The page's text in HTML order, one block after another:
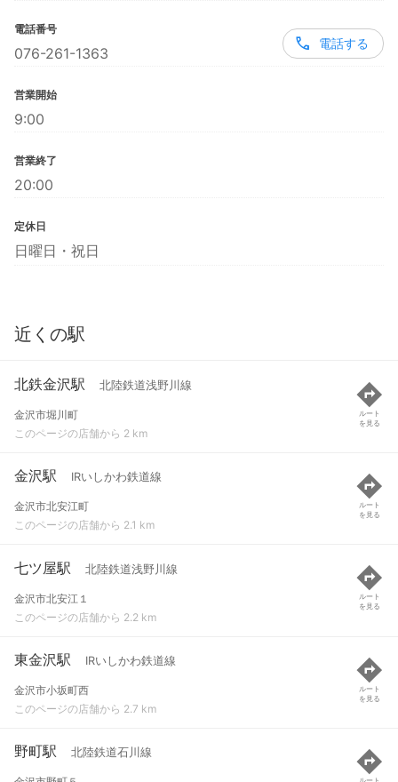
電話番号
076-261-1363
電話する
営業開始
9:00
営業終了
20:00
定休日
日曜日・祝日
近くの駅
北鉄金沢駅 北陸鉄道浅野川線
金沢市堀川町
このページの店舗から 2 km
ルート
を見る
金沢駅 IRいしかわ鉄道線
金沢市北安江町
このページの店舗から 2.1 km
ルート
を見る
七ツ屋駅 北陸鉄道浅野川線
金沢市北安江１
このページの店舗から 2.2 km
ルート
を見る
東金沢駅 IRいしかわ鉄道線
金沢市小坂町西
このページの店舗から 2.7 km
ルート
を見る
野町駅 北陸鉄道石川線